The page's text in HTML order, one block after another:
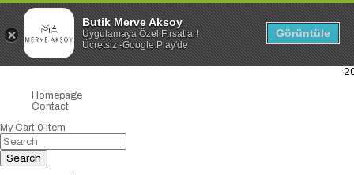
Homepage
Contact
My Cart 0 Item
Butik Merve Aksoy
Uygulamaya Özel Fırsatlar!
Ücretsiz -Google Play'de
Görüntüle